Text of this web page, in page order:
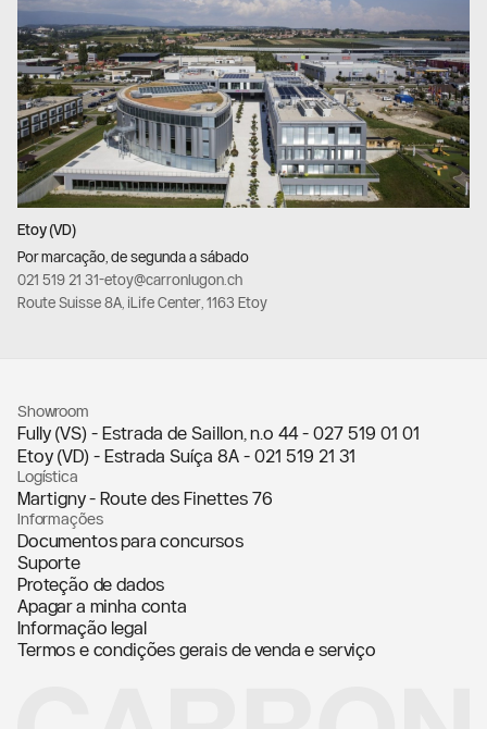
Etoy (VD)
Por marcação, de segunda a sábado
021 519 21 31-etoy@carronlugon.ch
Route Suisse 8A, iLife Center, 1163 Etoy
Showroom
Fully (VS) - Estrada de Saillon, n.º 44 - 027 519 01 01
Etoy (VD) - Estrada Suíça 8A - 021 519 21 31
Logística
Martigny - Route des Finettes 76
Informações
Documentos para concursos
Suporte
Proteção de dados
Apagar a minha conta
Informação legal
Termos e condições gerais de venda e serviço